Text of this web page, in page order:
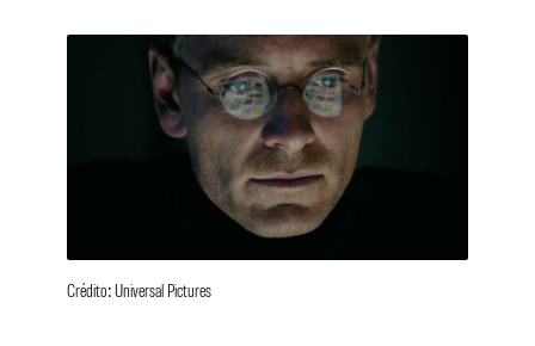
Crédito: Universal Pictures